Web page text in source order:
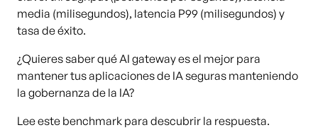
media (milisegundos), latencia P99 (milisegundos) y
tasa de éxito.
¿Quieres saber qué AI gateway es el mejor para
mantener tus aplicaciones de IA seguras manteniendo
la gobernanza de la IA?
Lee este benchmark para descubrir la respuesta.